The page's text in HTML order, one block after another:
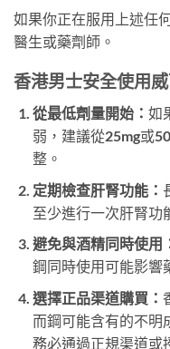
如果你正在服用上述任
醫生或藥劑師。
香港男士安全使用
從最低劑量開始： 如
弱，建議從25mg或
整。
定期檢查肝腎功能：
至少進行一次肝腎功
避免與酒精同時使用
鋼同時使用可能影響
選擇正品渠道購買：
而鋼可能含有的不明
務必通過正規渠道或